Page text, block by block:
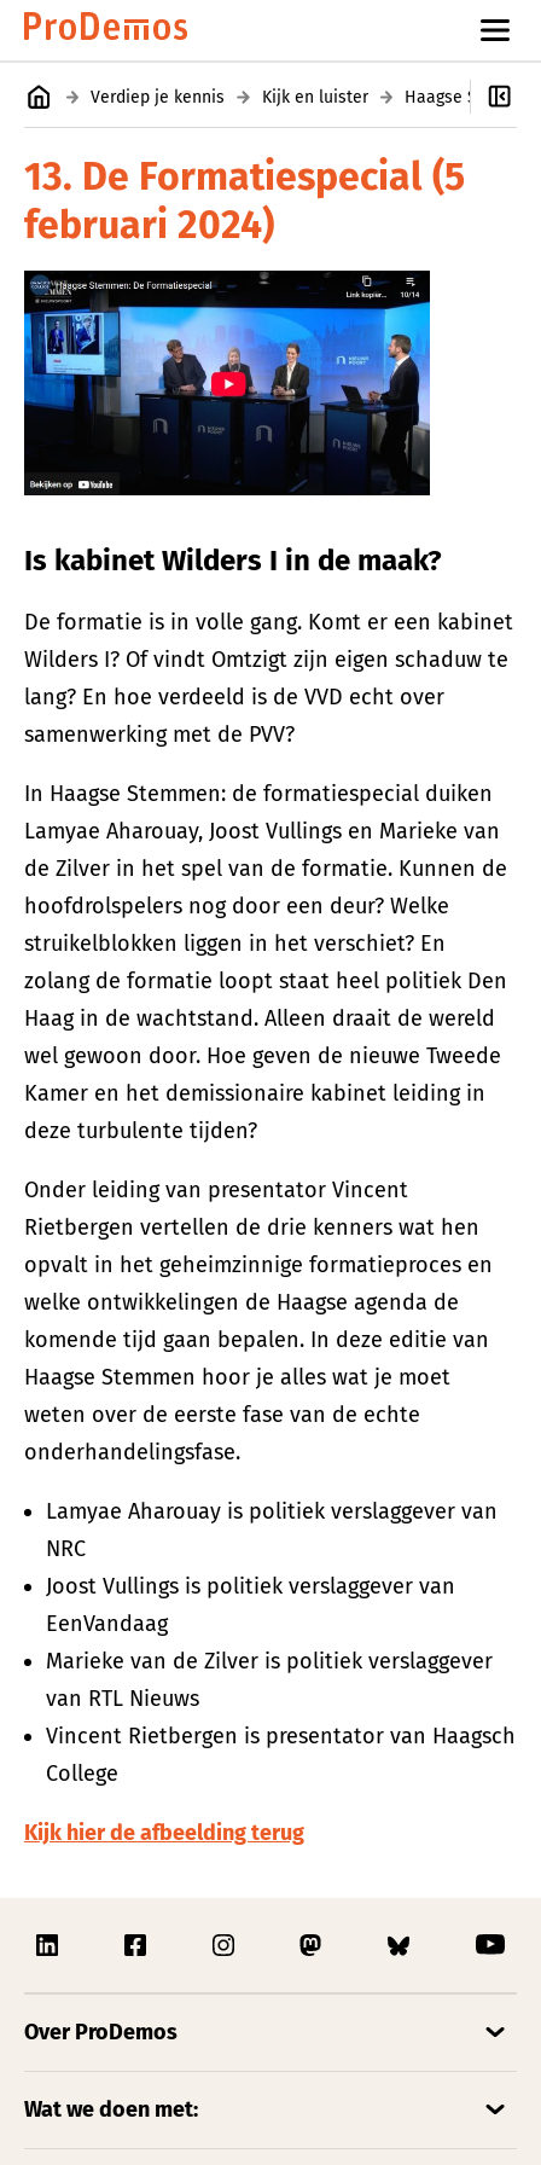
Verdiep je kennis Kijk en luister Haagse Stemmen
13. De Formatiespecial (5
februari 2024)
Is kabinet Wilders I in de maak?
De formatie is in volle gang. Komt er een kabinet
Wilders I? Of vindt Omtzigt zijn eigen schaduw te
lang? En hoe verdeeld is de VVD echt over
samenwerking met de PVV?
In Haagse Stemmen: de formatiespecial duiken
Lamyae Aharouay, Joost Vullings en Marieke van
de Zilver in het spel van de formatie. Kunnen de
hoofdrolspelers nog door een deur? Welke
struikelblokken liggen in het verschiet? En
zolang de formatie loopt staat heel politiek Den
Haag in de wachtstand. Alleen draait de wereld
wel gewoon door. Hoe geven de nieuwe Tweede
Kamer en het demissionaire kabinet leiding in
deze turbulente tijden?
Onder leiding van presentator Vincent
Rietbergen vertellen de drie kenners wat hen
opvalt in het geheimzinnige formatieproces en
welke ontwikkelingen de Haagse agenda de
komende tijd gaan bepalen. In deze editie van
Haagse Stemmen hoor je alles wat je moet
weten over de eerste fase van de echte
onderhandelingsfase.
Lamyae Aharouay is politiek verslaggever van
NRC
Joost Vullings is politiek verslaggever van
EenVandaag
Marieke van de Zilver is politiek verslaggever
van RTL Nieuws
Vincent Rietbergen is presentator van Haagsch
College
Kijk hier de afbeelding terug
Over ProDemos
Wat we doen met: